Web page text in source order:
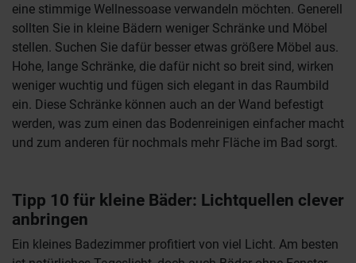
eine stimmige Wellnessoase verwandeln möchten. Generell
sollten Sie in kleine Bädern weniger Schränke und Möbel
stellen. Suchen Sie dafür besser etwas größere Möbel aus.
Hohe, lange Schränke, die dafür nicht so breit sind, wirken
weniger wuchtig und fügen sich elegant in das Raumbild
ein. Diese Schränke können auch an der Wand befestigt
werden, was zum einen das Bodenreinigen einfacher macht
und zum anderen für nochmals mehr Fläche im Bad sorgt.
Tipp 10 für kleine Bäder: Lichtquellen clever
anbringen
Ein kleines Badezimmer profitiert von viel Licht. Am besten